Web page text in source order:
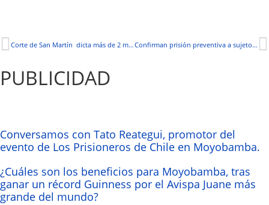
Corte de San Martín dicta más de 2 mil medidas de protección a víctimas de violencia familiar Confirman prisión preventiva a sujeto por tocamientos indebidos a menor Awajún
PUBLICIDAD
Conversamos con Tato Reategui, promotor del
evento de Los Prisioneros de Chile en Moyobamba.
¿Cuáles son los beneficios para Moyobamba, tras
ganar un récord Guinness por el Avispa Juane más
grande del mundo?